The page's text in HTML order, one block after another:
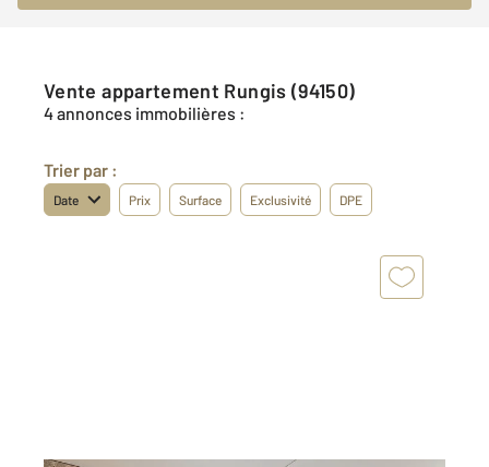
Vente appartement Rungis (94150)
4 annonces immobilières :
Trier par :
Date Prix Surface Exclusivité DPE